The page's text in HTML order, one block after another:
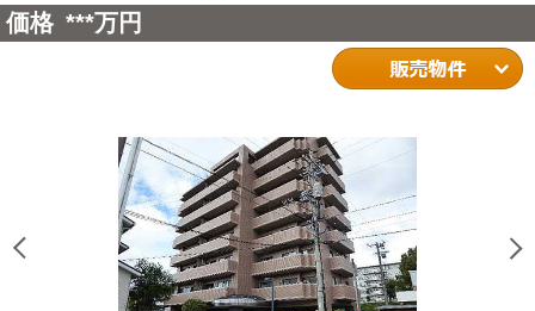
価格 ***万円